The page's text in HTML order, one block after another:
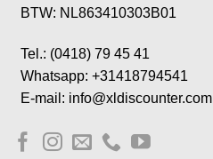
BTW: NL863410303B01
Tel.: (0418) 79 45 41
Whatsapp: +31418794541
E-mail: info@xldiscounter.com